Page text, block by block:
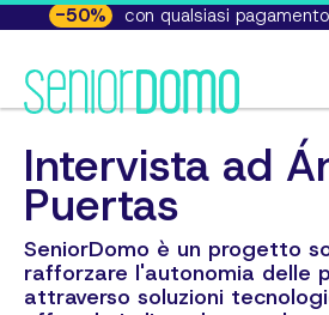
-50% con qualsiasi
Intervista ad
Puertas
SeniorDomo è un progetto
rafforzare l'autonomia delle
attraverso soluzioni